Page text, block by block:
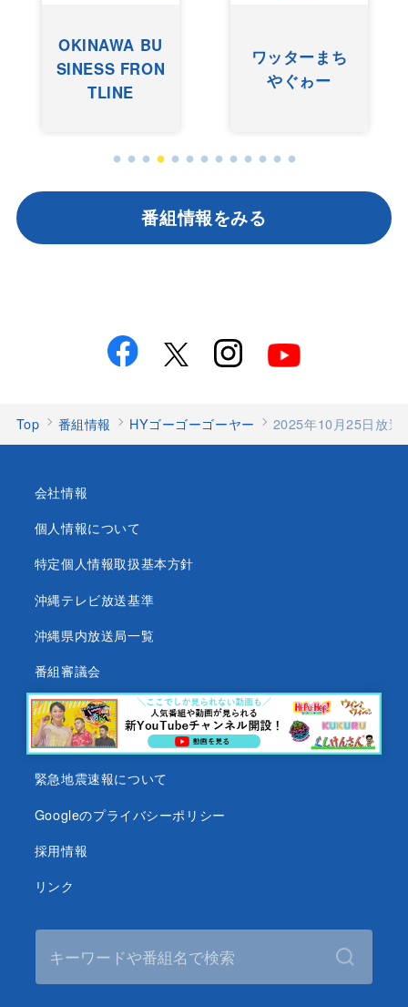
OKINAWA BU
SINESS FRON
TLINE
ワッターまち
やぐゎー
番組情報をみる
Top 番組情報 HYゴーゴーゴーヤー 2025年10月25日放
会社情報
個人情報について
特定個人情報取扱基本方針
沖縄テレビ放送基準
沖縄県内放送局一覧
番組審議会
沖縄テレビ名義の後援依頼について
テレビ視聴データについて
緊急地震速報について
Googleのプライバシーポリシー
採用情報
リンク